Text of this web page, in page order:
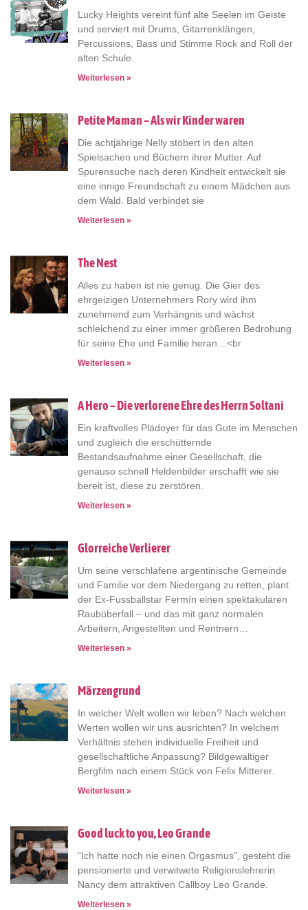
Lucky Heights vereint fünf alte Seelen im Geiste
und serviert mit Drums, Gitarrenklängen,
Percussions, Bass und Stimme Rock and Roll der
alten Schule.
Weiterlesen »
Petite Maman – Als wir Kinder waren
Die achtjährige Nelly stöbert in den alten
Spielsachen und Büchern ihrer Mutter. Auf
Spurensuche nach deren Kindheit entwickelt sie
eine innige Freundschaft zu einem Mädchen aus
dem Wald. Bald verbindet sie
Weiterlesen »
The Nest
Alles zu haben ist nie genug. Die Gier des
ehrgeizigen Unternehmers Rory wird ihm
zunehmend zum Verhängnis und wächst
schleichend zu einer immer größeren Bedrohung
für seine Ehe und Familie heran…<br
Weiterlesen »
A Hero – Die verlorene Ehre des Herrn Soltani
Ein kraftvolles Plädoyer für das Gute im Menschen
und zugleich die erschütternde
Bestandsaufnahme einer Gesellschaft, die
genauso schnell Heldenbilder erschafft wie sie
bereit ist, diese zu zerstören.
Weiterlesen »
Glorreiche Verlierer
Um seine verschlafene argentinische Gemeinde
und Familie vor dem Niedergang zu retten, plant
der Ex-Fussballstar Fermín einen spektakulären
Raubüberfall – und das mit ganz normalen
Arbeitern, Angestellten und Rentnern…
Weiterlesen »
Märzengrund
In welcher Welt wollen wir leben? Nach welchen
Werten wollen wir uns ausrichten? In welchem
Verhältnis stehen individuelle Freiheit und
gesellschaftliche Anpassung? Bildgewaltiger
Bergfilm nach einem Stück von Felix Mitterer.
Weiterlesen »
Good luck to you, Leo Grande
“Ich hatte noch nie einen Orgasmus”, gesteht die
pensionierte und verwitwete Religionslehrerin
Nancy dem attraktiven Callboy Leo Grande.
Weiterlesen »